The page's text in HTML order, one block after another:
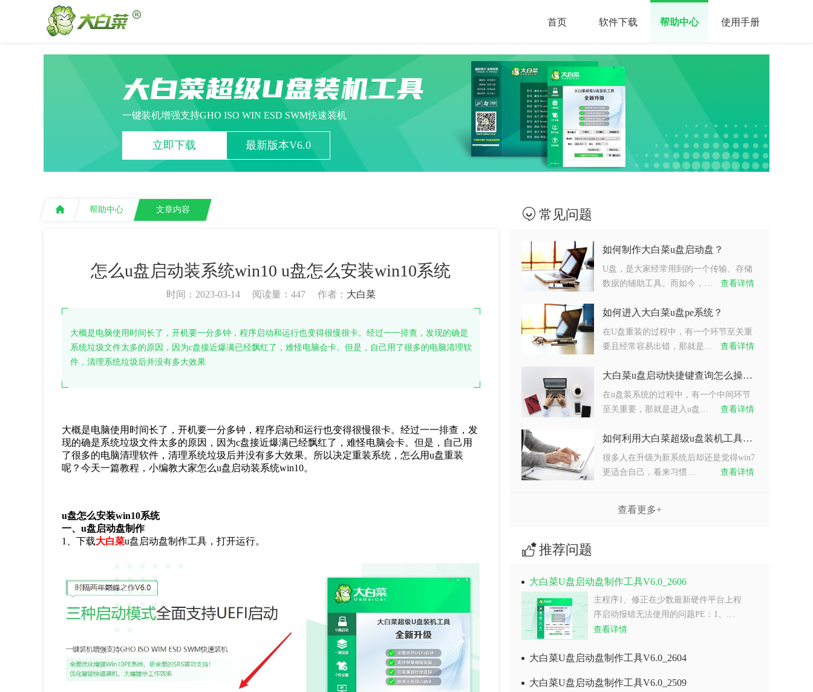
首页 软件下载 帮助中心 使用手册
大白菜超级U盘装机工具
一键装机增强支持GHO ISO WIN ESD SWM快速装机
立即下载 最新版本V6.0
帮助中心 文章内容
怎么u盘启动装系统win10 u盘怎么安装win10系统
时间：2023-03-14 阅读量： 447 作者： 大白菜
大概是电脑使用时间长了，开机要一分多钟，程序启动和运行也变得很慢很卡。经过一一排查，发现的确是
系统垃圾文件太多的原因，因为c盘接近爆满已经飘红了，难怪电脑会卡。但是，自己用了很多的电脑清理软
件，清理系统垃圾后并没有多大效果
大概是电脑使用时间长了，开机要一分多钟，程序启动和运行也变得很慢很卡。经过一一排查，发
现的确是系统垃圾文件太多的原因，因为c盘接近爆满已经飘红了，难怪电脑会卡。但是，自己用
了很多的电脑清理软件，清理系统垃圾后并没有多大效果。所以决定重装系统，怎么用u盘重装
呢？今天一篇教程，小编教大家怎么u盘启动装系统win10。
u盘怎么安装win10系统
一、u盘启动盘制作
1
、下载大白菜u盘启动盘制作工具，打开运行。
常见问题
如何制作大白菜u盘启动盘？
U盘，是大家经常用到的一个传输、存储
数据的辅助工具。而如今，…
查看详情
如何进入大白菜u盘pe系统？
在U盘重装的过程中，有一个环节至关重
要且经常容易出错，那就是…
查看详情
大白菜u盘启动快捷键查询怎么操作？
在u盘装系统的过程中，有一个中间环节
至关重要，那就是进入u盘…
查看详情
如何利用大白菜超级u盘装机工具重装系统win7？
很多人在升级为新系统后却还是觉得win7
更适合自己，看来习惯…
查看详情
查看更多+
推荐问题
大白菜U盘启动盘制作工具V6.0_2606
主程序1、修正在少数最新硬件平台上程
序启动报错无法使用的问题PE：1、…
查看详情
大白菜U盘启动盘制作工具V6.0_2604
大白菜U盘启动盘制作工具V6.0_2509